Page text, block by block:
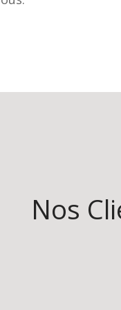
Nos